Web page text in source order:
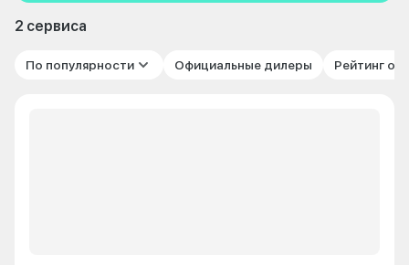
2 сервиса
По популярности Официальные дилеры Рейтинг